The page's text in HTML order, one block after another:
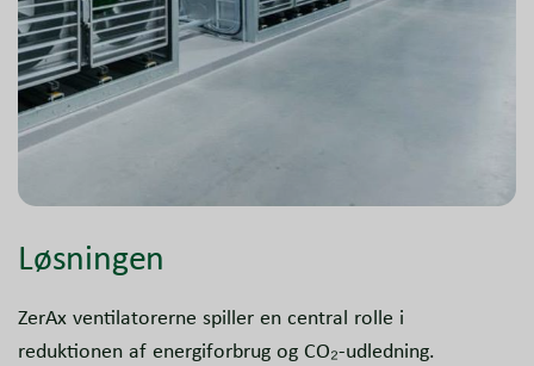
Løsningen
ZerAx ventilatorerne spiller en central rolle i
reduktionen af energiforbrug og CO₂-udledning.